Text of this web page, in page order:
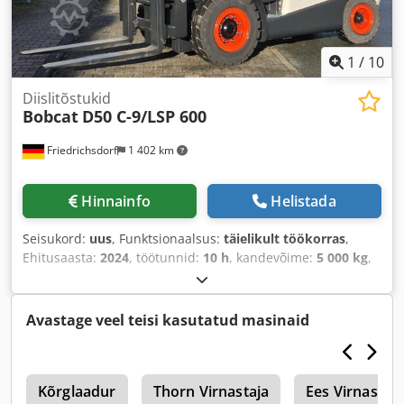
1 / 10
Friedrichsdorf 1 402 km
Diislitõstukid
Bobcat D50 C-9/LSP 600
Hinnainfo Helistada
Seisukord: uus, Funktsionaalsus: täielikult töökorras,
Ehitusaasta: 2024, töötunnid: 10 h, kandevõime: 5 000 kg,
, vaba tõstekõrgus:
kütuse tüüp:diisel, masti tüüp:kolmekordne (triplex),
ehituskõrgus:2 470 mm, võimsus:55 kW (74,78 hj)
kahvliga kanduri laius:
Diesel, ehituslaius: 1 455 mm,
Avastage veel teisi kasutatud masinaid
Kõrglaadur Thorn Virnastaja Ees Virnastaja